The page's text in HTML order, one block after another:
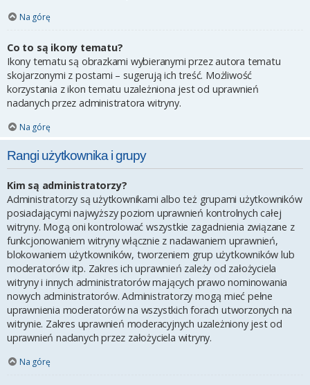
Na górę
Co to są ikony tematu?
Ikony tematu są obrazkami wybieranymi przez autora tematu
skojarzonymi z postami – sugerują ich treść. Możliwość
korzystania z ikon tematu uzależniona jest od uprawnień
nadanych przez administratora witryny.
Na górę
Rangi użytkownika i grupy
Kim są administratorzy?
Administratorzy są użytkownikami albo też grupami użytkowników
posiadającymi najwyższy poziom uprawnień kontrolnych całej
witryny. Mogą oni kontrolować wszystkie zagadnienia związane z
funkcjonowaniem witryny włącznie z nadawaniem uprawnień,
blokowaniem użytkowników, tworzeniem grup użytkowników lub
moderatorów itp. Zakres ich uprawnień zależy od założyciela
witryny i innych administratorów mających prawo nominowania
nowych administratorów. Administratorzy mogą mieć pełne
uprawnienia moderatorów na wszystkich forach utworzonych na
witrynie. Zakres uprawnień moderacyjnych uzależniony jest od
uprawnień nadanych przez założyciela witryny.
Na górę